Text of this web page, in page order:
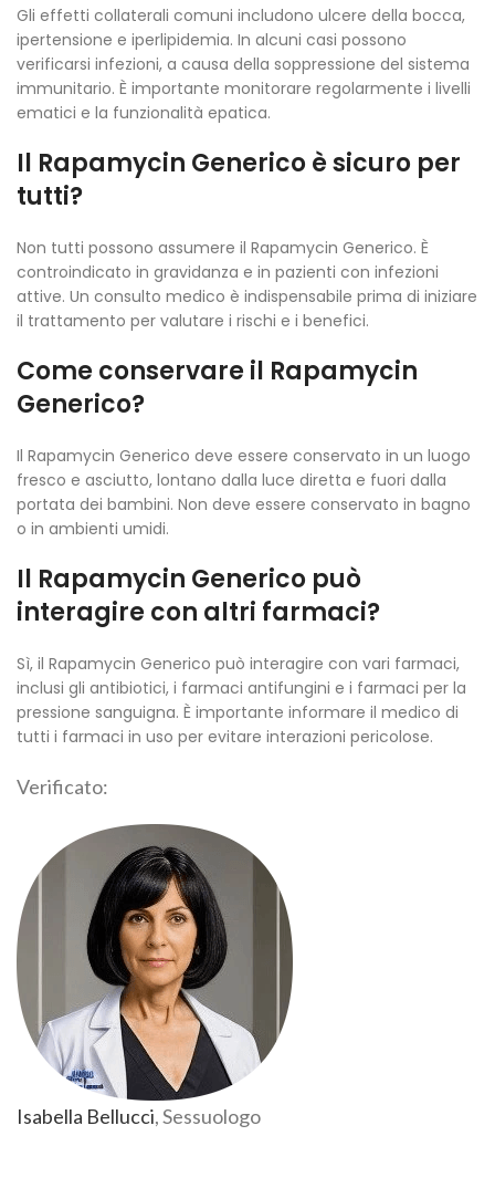
Gli effetti collaterali comuni includono ulcere della bocca,
ipertensione e iperlipidemia. In alcuni casi possono
verificarsi infezioni, a causa della soppressione del sistema
immunitario. È importante monitorare regolarmente i livelli
ematici e la funzionalità epatica.
Il Rapamycin Generico è sicuro per
tutti?
Non tutti possono assumere il Rapamycin Generico. È
controindicato in gravidanza e in pazienti con infezioni
attive. Un consulto medico è indispensabile prima di iniziare
il trattamento per valutare i rischi e i benefici.
Come conservare il Rapamycin
Generico?
Il Rapamycin Generico deve essere conservato in un luogo
fresco e asciutto, lontano dalla luce diretta e fuori dalla
portata dei bambini. Non deve essere conservato in bagno
o in ambienti umidi.
Il Rapamycin Generico può
interagire con altri farmaci?
Sì, il Rapamycin Generico può interagire con vari farmaci,
inclusi gli antibiotici, i farmaci antifungini e i farmaci per la
pressione sanguigna. È importante informare il medico di
tutti i farmaci in uso per evitare interazioni pericolose.
Verificato:
Isabella Bellucci, Sessuologo